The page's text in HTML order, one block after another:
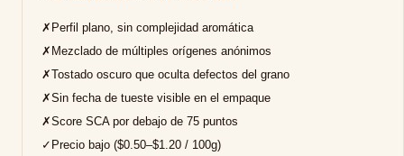
✗ Perfil plano, sin complejidad aromática
✗ Mezclado de múltiples orígenes anónimos
✗Tostado oscuro que oculta defectos del grano
✗Sin fecha de tueste visible en el empaque
✗Score SCA por debajo de 75 puntos
✓ Precio bajo ($0.50–$1.20 / 100g)